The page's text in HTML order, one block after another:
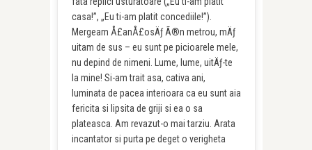
casa!”, „Eu ti-am platit concediile!”).
Mergeam Å£anÅ£osÄƒ Ã®n metrou, mÄƒ
uitam de sus – eu sunt pe picioarele mele,
nu depind de nimeni. Lume, lume, uitÄƒ-te
la mine! Si-am trait asa, cativa ani,
luminata de pacea interioara ca eu sunt aia
fericita si lipsita de griji si ea o sa
plateasca. Am revazut-o mai tarziu. Arata
incantator si purta pe deget o verigheta